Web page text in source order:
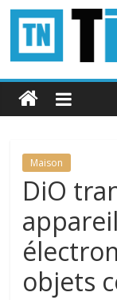
Passer
contenu
Le
belge
connecté
Maison
DiO
objets